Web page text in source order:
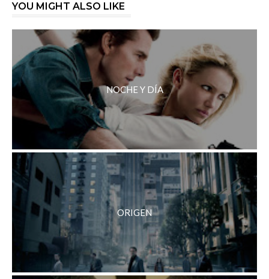
YOU MIGHT ALSO LIKE
NOCHE Y DÍA
ORIGEN